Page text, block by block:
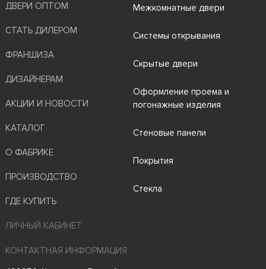
ДВЕРИ ОПТОМ
СТАТЬ ДИЛЕРОМ
ФРАНШИЗА
ДИЗАЙНЕРАМ
АКЦИИ И НОВОСТИ
КАТАЛОГ
О ФАБРИКЕ
ПРОИЗВОДСТВО
ГДЕ КУПИТЬ
Межкомнатные двери
Системы открывания
Скрытые двери
Оформление проема и
погонажные изделия
Стеновые панели
Покрытия
Стекла
ЛИЧНЫЙ КАБИНЕТ
КОНТАКТНАЯ ИНФОРМАЦИЯ